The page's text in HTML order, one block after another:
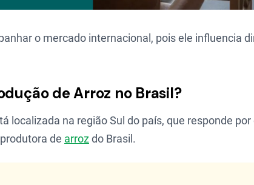
o mercado internacional, pois ele influencia
de Arroz no Brasil?
localizada na região Sul do país, que responde por
de arrozdo Brasil.